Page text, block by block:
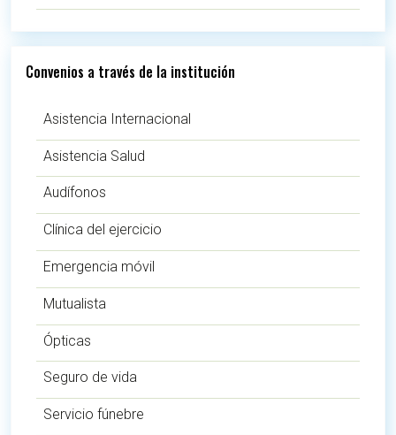
Convenios a través de la institución
Asistencia Internacional
Asistencia Salud
Audífonos
Clínica del ejercicio
Emergencia móvil
Mutualista
Ópticas
Seguro de vida
Servicio fúnebre